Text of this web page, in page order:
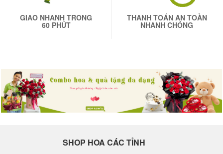
GIAO NHANH TRONG
60 PHÚT
THANH TOÁN AN TOÀN
NHANH CHÓNG
SHOP HOA CÁC TỈNH